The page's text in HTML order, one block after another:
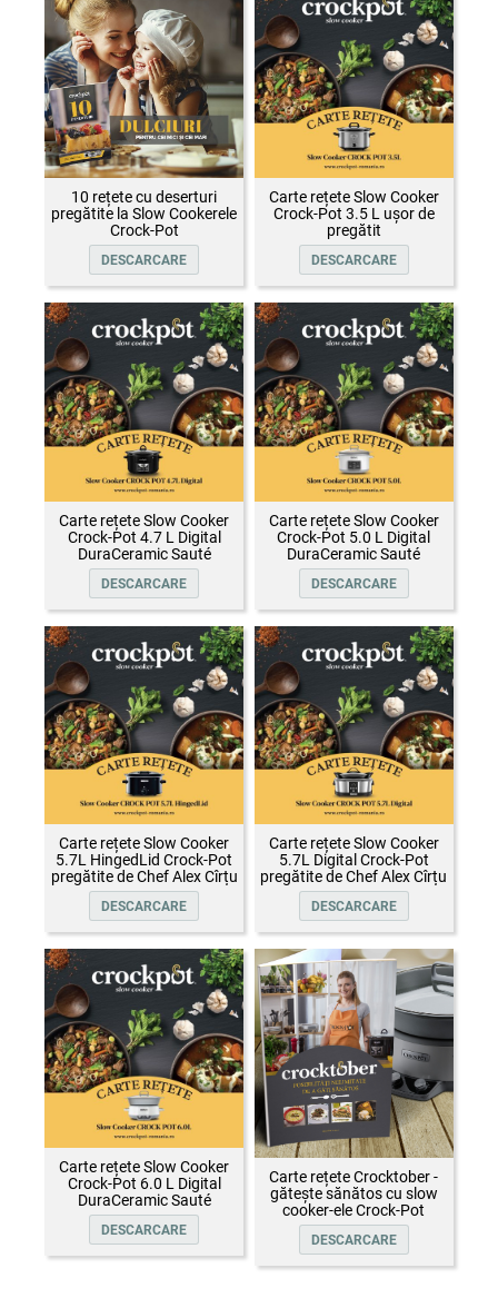
10 rețete cu deserturi
pregătite la Slow Cookerele
Crock-Pot
DESCARCARE
Carte rețete Slow Cooker
Crock-Pot 3.5 L ușor de
pregătit
DESCARCARE
Carte rețete Slow Cooker
Crock-Pot 4.7 L Digital
DuraCeramic Sauté
DESCARCARE
Carte rețete Slow Cooker
Crock-Pot 5.0 L Digital
DuraCeramic Sauté
DESCARCARE
Carte rețete Slow Cooker
5.7L HingedLid Crock-Pot
pregătite de Chef Alex Cîrțu
DESCARCARE
Carte rețete Slow Cooker
5.7L Digital Crock-Pot
pregătite de Chef Alex Cîrțu
DESCARCARE
Carte rețete Slow Cooker
Crock-Pot 6.0 L Digital
DuraCeramic Sauté
DESCARCARE
Carte rețete Crocktober -
gătește sănătos cu slow
cooker-ele Crock-Pot
DESCARCARE